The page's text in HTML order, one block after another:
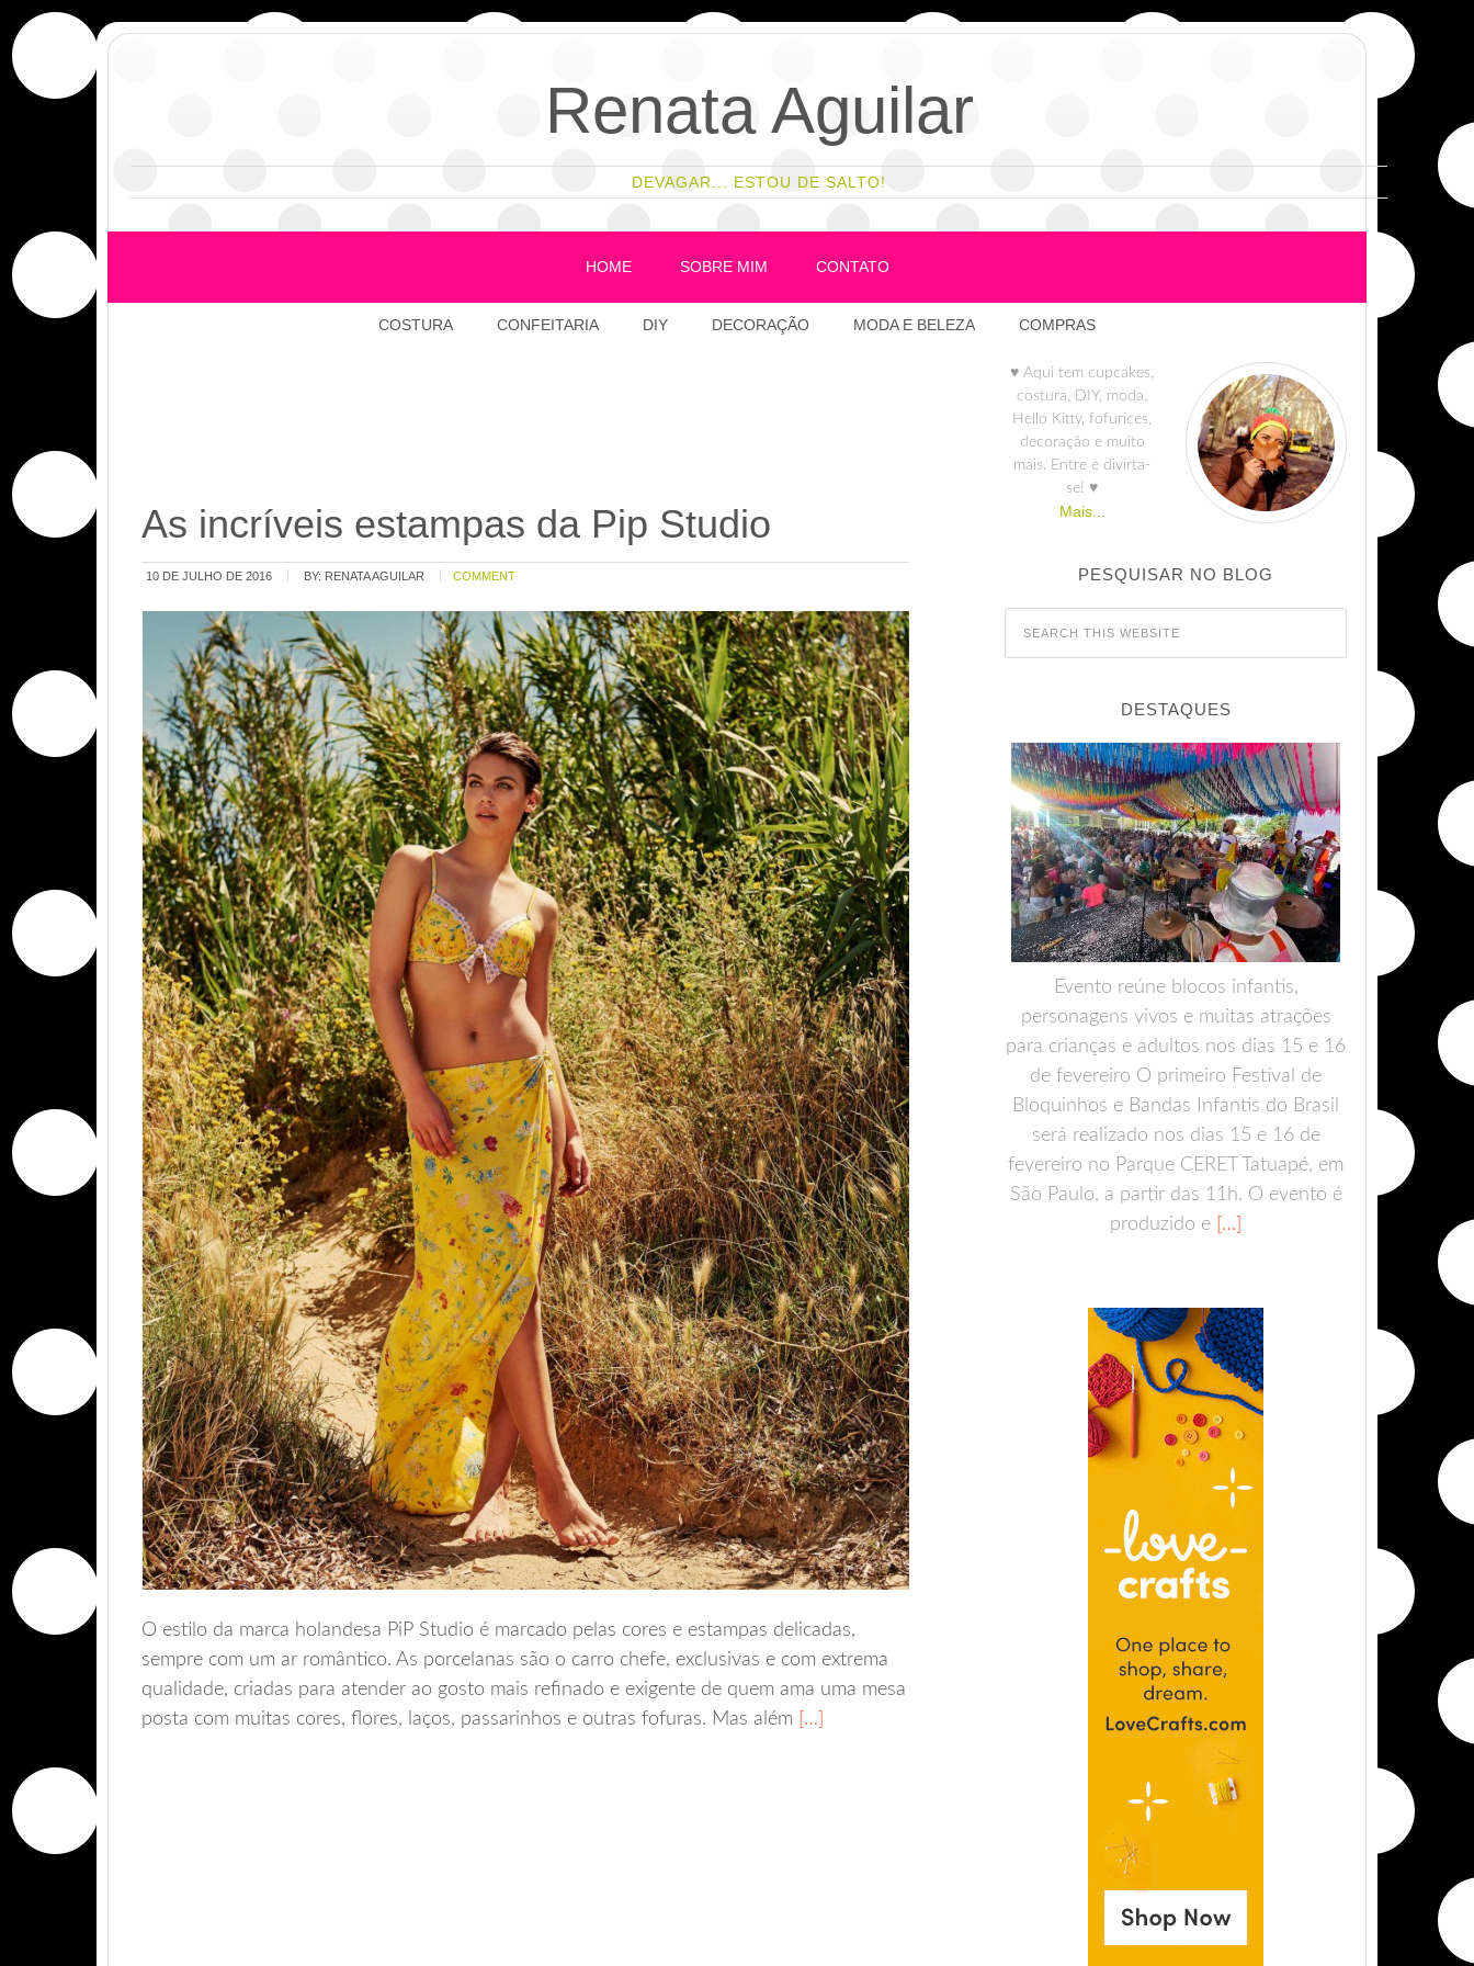
Renata Aguilar
DEVAGAR... ESTOU DE SALTO!
HOME SOBRE MIM CONTATO
COSTURA CONFEITARIA DIY DECORAÇÃO MODA E BELEZA COMPRAS
As incríveis estampas da Pip Studio
10 DE JULHO DE 2016 BY: RENATA AGUILAR COMMENT
O estilo da marca holandesa PiP Studio é marcado pelas cores e estampas delicadas,
sempre com um ar romântico. As porcelanas são o carro chefe, exclusivas e com extrema
qualidade, criadas para atender ao gosto mais refinado e exigente de quem ama uma mesa
posta com muitas cores, flores, laços, passarinhos e outras fofuras. Mas além […]
♥ Aqui tem cupcakes,
costura, DIY, moda,
Hello Kitty, fofurices,
decoração e muito
mais. Entre e divirta-
se! ♥
Mais...
PESQUISAR NO BLOG
DESTAQUES
Evento reúne blocos infantis,
personagens vivos e muitas atrações
para crianças e adultos nos dias 15 e 16
de fevereiro O primeiro Festival de
Bloquinhos e Bandas Infantis do Brasil
será realizado nos dias 15 e 16 de
fevereiro no Parque CERET Tatuapé, em
São Paulo, a partir das 11h. O evento é
produzido e […]